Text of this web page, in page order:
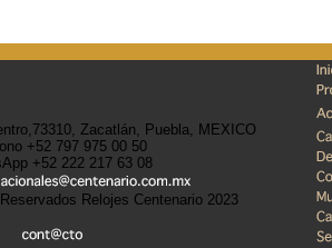
Zacatlán, Puebla, MEXICO
+52 797 975 00 50
+52 222 217 63 08
Relojes Centenario 2023